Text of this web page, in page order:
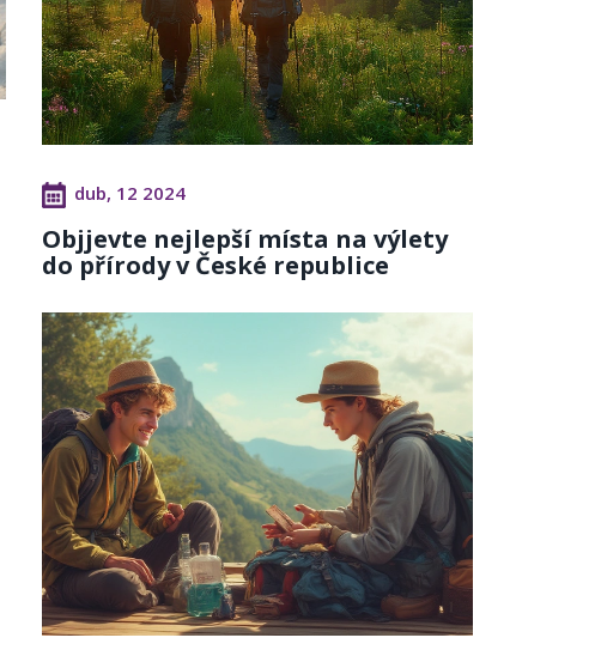
dub, 12 2024
Objjevte nejlepší místa na výlety
do přírody v České republice